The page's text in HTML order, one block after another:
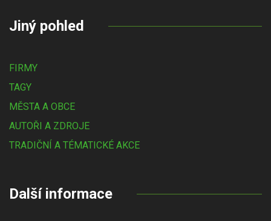
Jiný pohled
FIRMY
TAGY
MĚSTA A OBCE
AUTOŘI A ZDROJE
TRADIČNÍ A TÉMATICKÉ AKCE
Další informace